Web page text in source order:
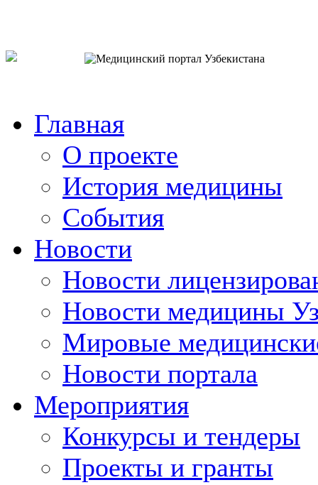
Главная
О проекте
История медицины
События
Новости
Новости
Новости медицины
Мировые
Новости портала
Мероприятия
Конкурсы и тендеры
Проекты и гранты